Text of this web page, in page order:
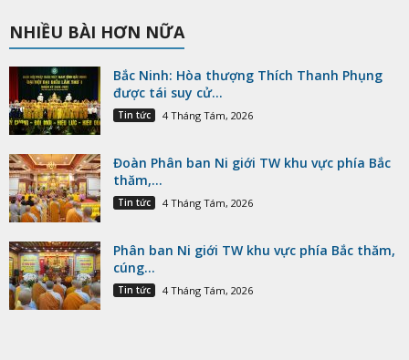
NHIỀU BÀI HƠN NỮA
Bắc Ninh: Hòa thượng Thích Thanh Phụng
được tái suy cử...
Tin tức 4 Tháng Tám, 2026
Đoàn Phân ban Ni giới TW khu vực phía Bắc
thăm,...
Tin tức 4 Tháng Tám, 2026
Phân ban Ni giới TW khu vực phía Bắc thăm,
cúng...
Tin tức 4 Tháng Tám, 2026